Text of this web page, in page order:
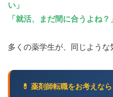
い」
「就活、まだ間に合うよね？
多くの薬学生が、同じような
💊 薬剤師転職をお考えなら